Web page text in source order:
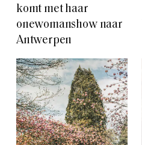
komt met haar
onewomanshow naar
Antwerpen